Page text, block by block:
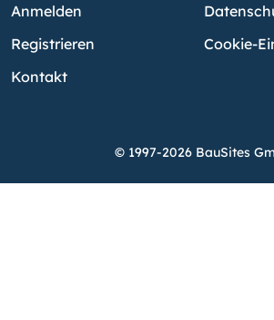
Anmelden
Registrieren
Kontakt
Cookie-
© 1997-2026 BauSites